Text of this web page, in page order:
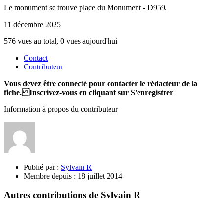
Le monument se trouve place du Monument - D959.
11 décembre 2025
576 vues au total, 0 vues aujourd'hui
Contact
Contributeur
Vous devez être connecté pour contacter le rédacteur de la
fiche. Inscrivez-vous en cliquant sur S'enregistrer
Information à propos du contributeur
Publié par : Sylvain R
Membre depuis : 18 juillet 2014
Autres contributions de Sylvain R